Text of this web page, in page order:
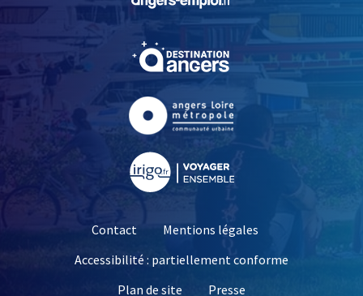
, Ouvre une nouvelle
, Ouvre une nouvelle
Contact
Mentions légales
Accessibilité : partiellement conforme
Plan de site
Presse